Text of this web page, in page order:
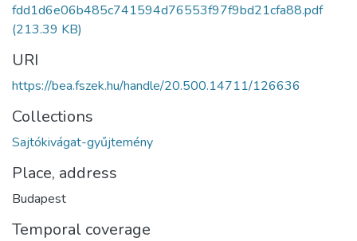
fdd1d6e06b485c741594d76553f97f9bd21cfa88.pdf
(213.39 KB)
URI
https://bea.fszek.hu/handle/20.500.14711/126636
Collections
Sajtókivágat-gyűjtemény
Place, address
Budapest
Temporal coverage